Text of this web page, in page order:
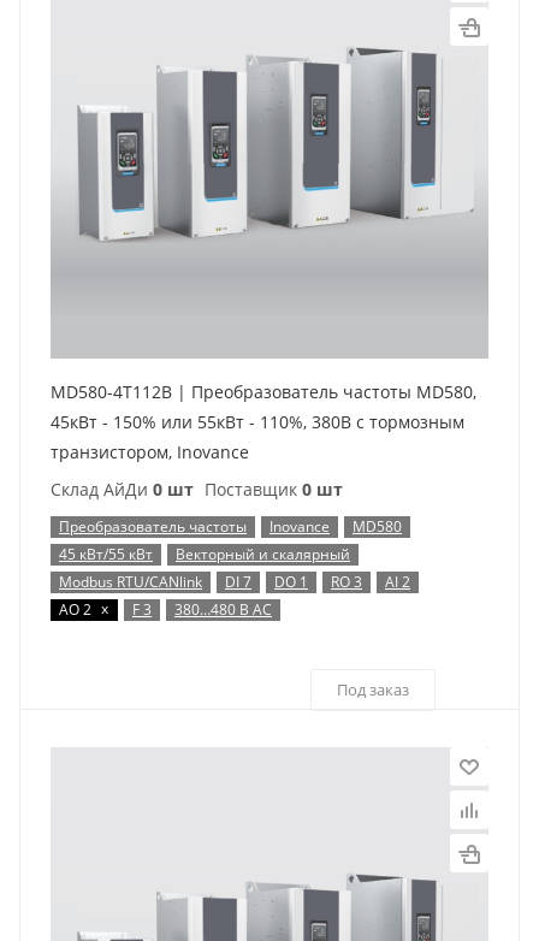
MD580-4T112B | Преобразователь частоты MD580,
45кВт - 150% или 55кВт - 110%, 380В с тормозным
транзистором, Inovance
Склад АйДи 0 шт Поставщик 0 шт
Преобразователь частоты Inovance
MD580
45 кВт/55 кВт
Векторный и скалярный
Modbus RTU/CANlink
DI 7 DO 1 RO 3
AI 2
AO 2 x F 3 380…480 В AC
Под заказ